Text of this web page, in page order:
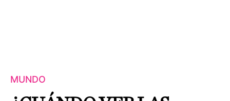
MUNDO